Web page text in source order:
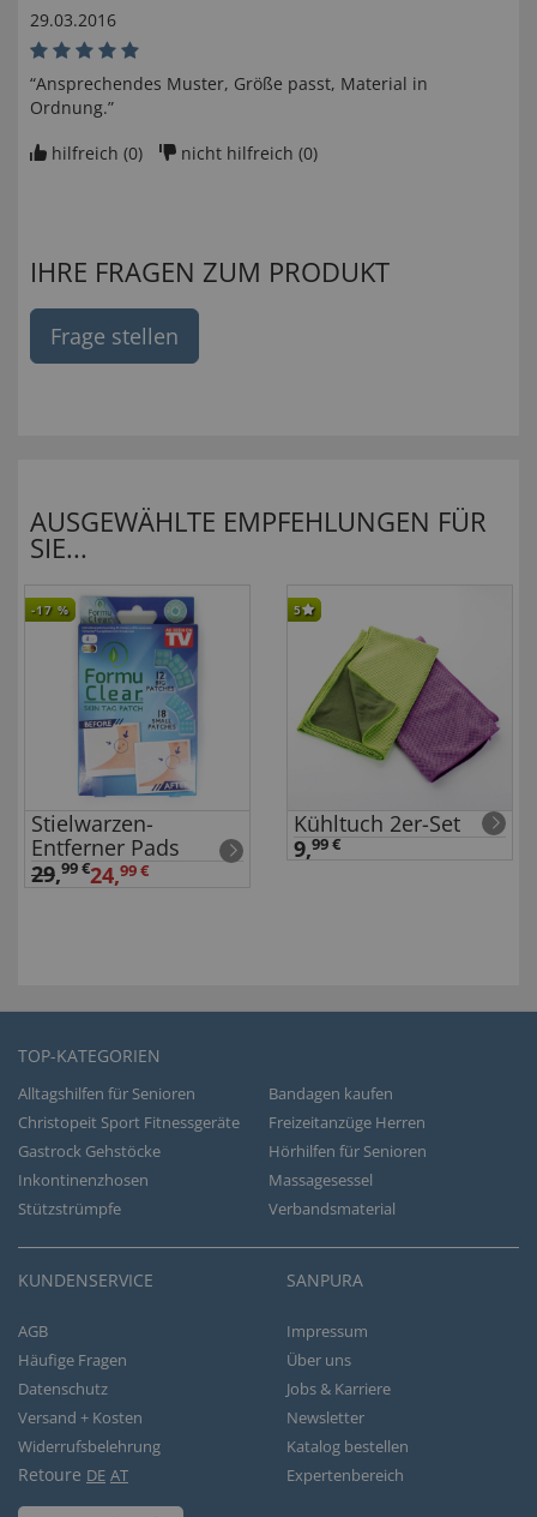
29.03.2016
“Ansprechendes Muster, Größe passt, Material in
Ordnung.”
hilfreich (0) nicht hilfreich (0)
IHRE FRAGEN ZUM PRODUKT
Frage stellen
AUSGEWÄHLTE EMPFEHLUNGEN FÜR
SIE...
-17 %
Stielwarzen-
Entferner Pads
29,99 €24,99 €
5
Kühltuch 2er-Set
9,99 €
TOP-KATEGORIEN
Alltagshilfen für Senioren
Bandagen kaufen
Christopeit Sport Fitnessgeräte
Freizeitanzüge Herren
Gastrock Gehstöcke
Hörhilfen für Senioren
Inkontinenzhosen
Massagesessel
Stützstrümpfe
Verbandsmaterial
KUNDENSERVICE
AGB
Häufige Fragen
Datenschutz
Versand + Kosten
Widerrufsbelehrung
Retoure DE AT
SANPURA
Impressum
Über uns
Jobs & Karriere
Newsletter
Katalog bestellen
Expertenbereich